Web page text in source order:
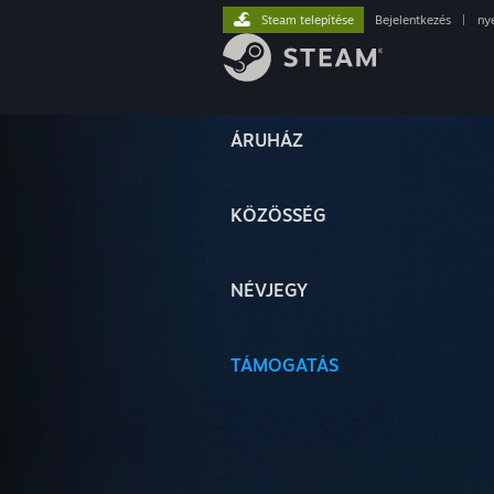
ÁRUHÁZ
KÖZÖSSÉG
NÉVJEGY
TÁMOGATÁS
Steam telepítése Bejelentkezés